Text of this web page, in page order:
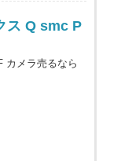
ス Q smc P
カメラ売るなら